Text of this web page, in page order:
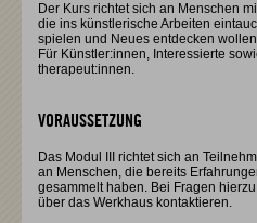
Der Kurs richtet sich an Menschen
die ins künstlerische Arbeiten
spielen und Neues entdecken
Für Künstler:innen, Interessierte
therapeut:innen.
VORAUSSETZUNG
Das Modul III richtet sich an
an Menschen, die bereits
gesammelt haben. Bei Fragen
über das Werkhaus kontaktieren.